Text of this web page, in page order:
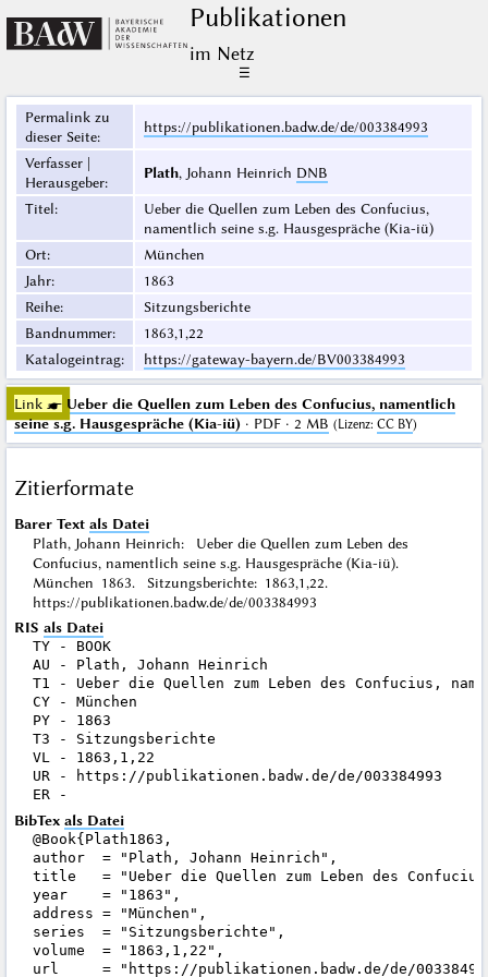
Publikationen
im Netz
☰
Permalink zu
dieser Seite:
https://publikationen.badw.de/de/003384993
Verfasser |
Herausgeber:
Plath, Johann Heinrich DNB
Titel:
Ueber die Quellen zum Leben des Confucius,
namentlich seine s.g. Hausgespräche (Kia-iü)
Ort:
München
Jahr:
1863
Reihe:
Sitzungsberichte
Bandnummer:
1863,1,22
Katalogeintrag: https://gateway-bayern.de/BV003384993
Link ☛ Ueber die Quellen zum Leben des Confucius, namentlich
seine s.g. Hausgespräche (Kia-iü) · PDF · 2 MB (Lizenz: CC BY)
Zitierformate
Barer Text als Datei
Plath, Johann Heinrich: Ueber die Quellen zum Leben des
Confucius, namentlich seine s.g. Hausgespräche (Kia-iü).
München 1863. Sitzungsberichte: 1863,1,22.
https://publikationen.badw.de/de/003384993
RIS als Datei
TY - BOOK
AU - Plath, Johann Heinrich
T1 - Ueber die Quellen zum Leben des Confucius,
CY - München
PY - 1863
T3 - Sitzungsberichte
VL - 1863,1,22
UR - https://publikationen.badw.de/de/003384993
BibTex als Datei
@Book{Plath1863,
author  = "Plath, Johann Heinrich",
title   = "Ueber die Quellen zum Leben des
year    = "1863",
address = "München",
series  = "Sitzungsberichte",
volume  = "1863,1,22",
url     = "https://publikationen.badw.de/de/